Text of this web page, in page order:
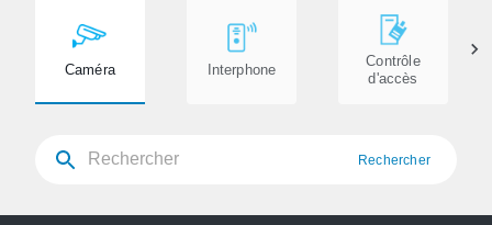
Caméra Interphone
Contrôle
d'accès
Rechercher